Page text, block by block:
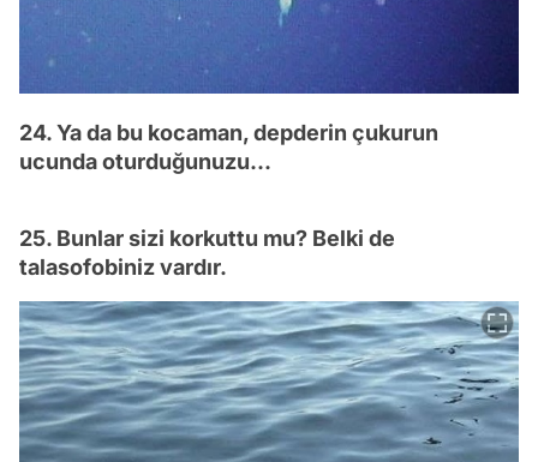
24. Ya da bu kocaman, depderin çukurun
ucunda oturduğunuzu...
25. Bunlar sizi korkuttu mu? Belki de
talasofobiniz vardır.